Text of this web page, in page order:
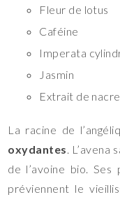
Fleur de lotus
Caféine
Imperata
Jasmin
Extrait de nacre
La racine de
oxydantes. L’avena
de l’avoine bio. Ses
préviennent le